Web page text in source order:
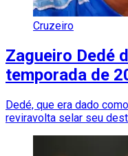
Cruzeiro
Zagueiro Dedé
temporada de
Dedé, que era dado
reviravolta selar seu